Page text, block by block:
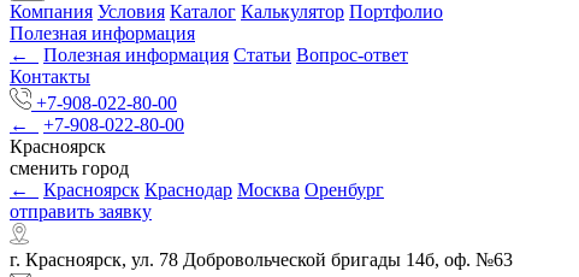
Компания Условия Каталог Калькулятор Портфолио
Полезная информация
←
Полезная информация Статьи Вопрос-ответ
Контакты
+7-908-022-80-00
←
+7-908-022-80-00
Красноярск
сменить город
←
Красноярск Краснодар Москва Оренбург
отправить заявку
г. Красноярск, ул. 78 Добровольческой бригады 14б, оф. №63